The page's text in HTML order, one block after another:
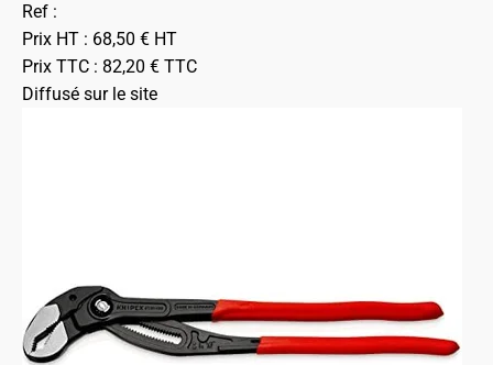
Ref :
Prix HT : 68,50 € HT
Prix TTC : 82,20 € TTC
Diffusé sur le site